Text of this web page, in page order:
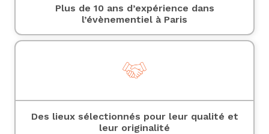
Plus de 10 ans d’expérience dans
l’évènementiel à Paris
Des lieux sélectionnés pour leur qualité et
leur originalité